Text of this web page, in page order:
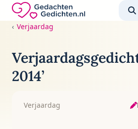
Direct naar de inhoud
Gedachten-Gedichten.nl — naar
Verjaardag
2014’
Verjaardag